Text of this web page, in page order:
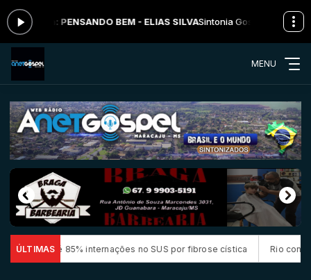
PENSANDO BEM - ELIAS SILVA Sintonia Gospel das 00:00 às
MENU
ÚLTIMAS
85% internações no SUS por fibrose cística Rio concentra